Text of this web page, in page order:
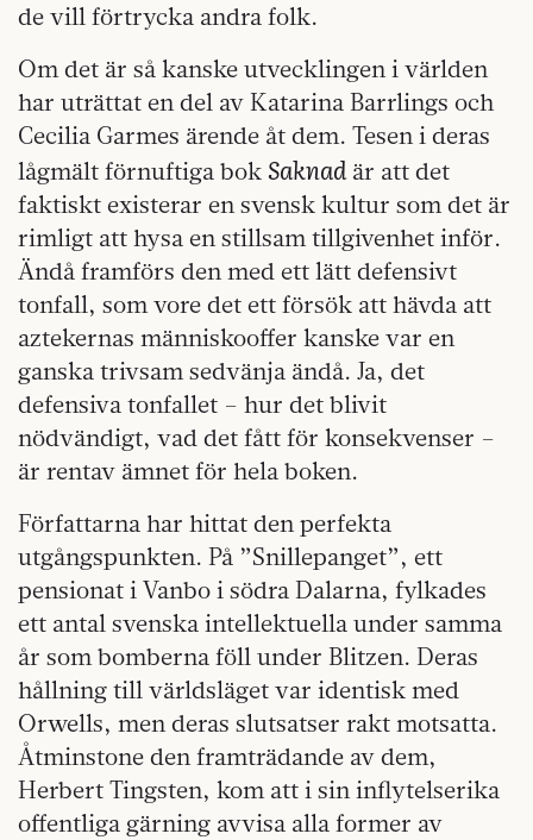
de vill förtrycka andra folk.
Om det är så kanske utvecklingen i världen
har uträttat en del av Katarina Barrlings och
Cecilia Garmes ärende åt dem. Tesen i deras
lågmält förnuftiga bok Saknadär att det
faktiskt existerar en svensk kultur som det är
rimligt att hysa en stillsam tillgivenhet inför.
Ändå framförs den med ett lätt defensivt
tonfall, som vore det ett försök att hävda att
aztekernas människooffer kanske var en
ganska trivsam sedvänja ändå. Ja, det
defensiva tonfallet – hur det blivit
nödvändigt, vad det fått för konsekvenser –
är rentav ämnet för hela boken.
Författarna har hittat den perfekta
utgångspunkten. På ”Snillepanget”, ett
pensionat i Vanbo i södra Dalarna, fylkades
ett antal svenska intellektuella under samma
år som bomberna föll under Blitzen. Deras
hållning till världsläget var identisk med
Orwells, men deras slutsatser rakt motsatta.
Åtminstone den framträdande av dem,
Herbert Tingsten, kom att i sin inflytelserika
offentliga gärning avvisa alla former av